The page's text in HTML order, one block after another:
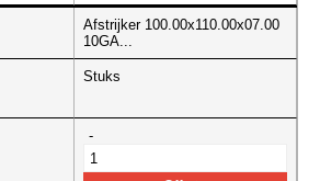
Afstrijker 100.00x110.00x07.00
10GA...
Stuks
-